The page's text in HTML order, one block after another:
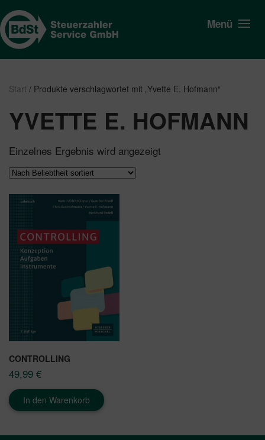
Menü
Start / Produkte verschlagwortet mit „Yvette E. Hofmann“
YVETTE E. HOFMANN
Einzelnes Ergebnis wird angezeigt
CONTROLLING
49,99 €
In den Warenkorb